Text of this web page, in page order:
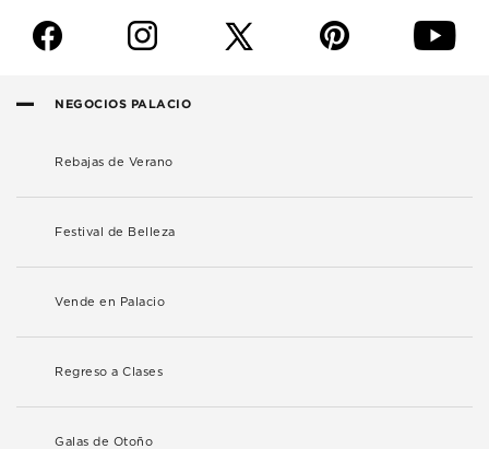
f i p y
NEGOCIOS PALACIO
Rebajas de Verano
Festival de Belleza
Vende en Palacio
Regreso a Clases
Galas de Otoño